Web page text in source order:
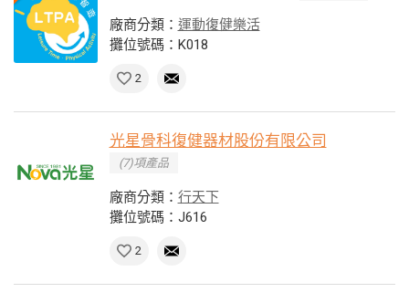
廠商分類： 運動復健樂活
攤位號碼：K018
2
光星骨科復健器材股份有限公司
(7)項產品
廠商分類： 行天下
攤位號碼：J616
2